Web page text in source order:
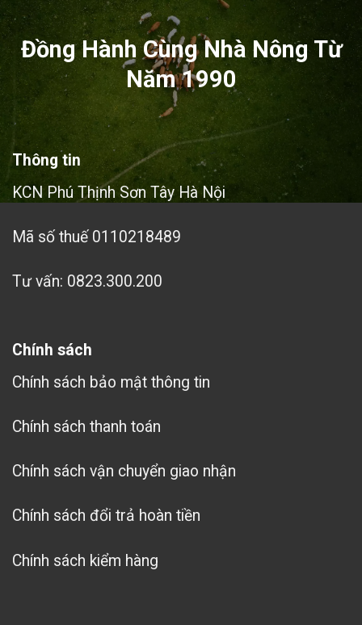
Đồng Hành Cùng Nhà Nông Từ
Năm 1990
Thông tin
KCN Phú Thịnh Sơn Tây Hà Nội
Mã số thuế 0110218489
Tư vấn: 0823.300.200
Chính sách
Chính sách bảo mật thông tin
Chính sách thanh toán
Chính sách vận chuyển giao nhận
Chính sách đổi trả hoàn tiền
Chính sách kiểm hàng